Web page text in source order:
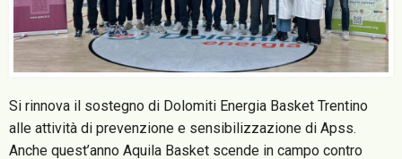
Si rinnova il sostegno di Dolomiti Energia Basket Trentino
alle attività di prevenzione e sensibilizzazione di Apss.
Anche quest’anno Aquila Basket scende in campo contro